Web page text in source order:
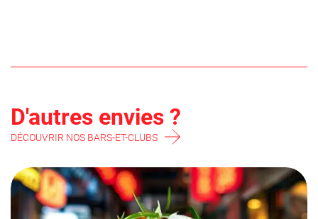
D'autres envies ?
DÉCOUVRIR NOS BARS-ET-CLUBS